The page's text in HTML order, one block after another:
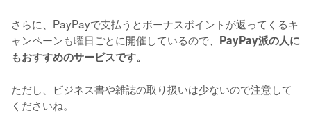
さらに、PayPayで支払うとボーナスポイントが返ってくるキ
ャンペーンも曜日ごとに開催しているので、 PayPay派の人に
もおすすめのサービスです。
ただし、ビジネス書や雑誌の取り扱いは少ないので注意して
くださいね。